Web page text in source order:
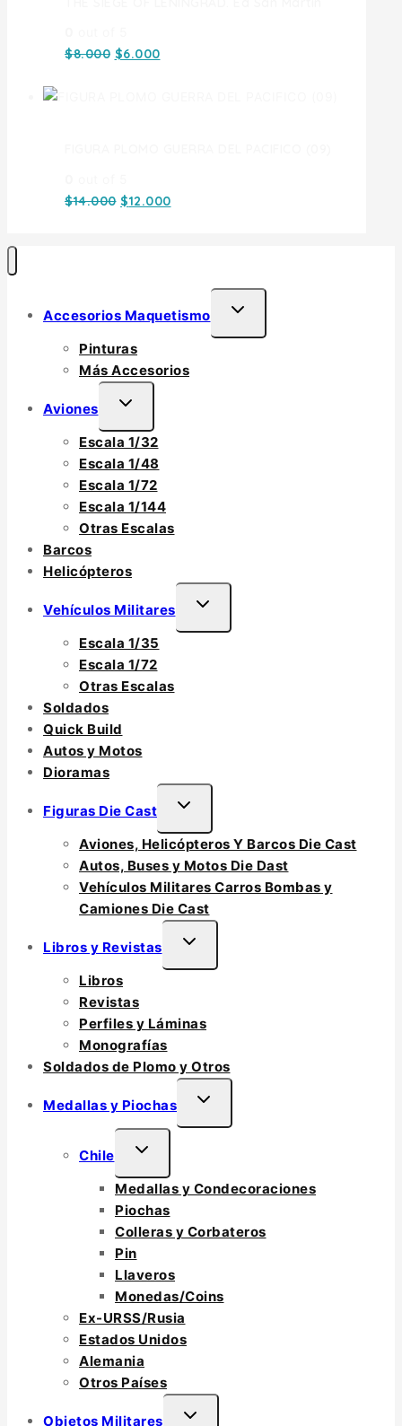
$8.000 $6.000
$14.000 $12.000
Accesorios Maquetismo
Pinturas
Más Accesorios
Aviones
Escala 1/32
Escala 1/48
Escala 1/72
Escala 1/144
Otras Escalas
Barcos
Helicópteros
Vehículos Militares
Escala 1/35
Escala 1/72
Otras Escalas
Soldados
Quick Build
Autos y Motos
Dioramas
Figuras Die Cast
Aviones, Helicópteros Y Barcos Die Cast
Autos, Buses y Motos Die Dast
Vehículos Militares Carros Bombas y
Camiones Die Cast
Libros y Revistas
Libros
Revistas
Perfiles y Láminas
Monografías
Soldados de Plomo y Otros
Medallas y Piochas
Chile
Medallas y Condecoraciones
Piochas
Colleras y Corbateros
Pin
Llaveros
Monedas/Coins
Ex-URSS/Rusia
Estados Unidos
Alemania
Otros Países
Objetos Militares